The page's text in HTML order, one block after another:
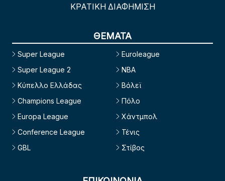
ΚΡΑΤΙΚΗ ΔΙΑΦΗΜΙΣΗ
ΘΕΜΑΤΑ
Super League
Super League 2
Κύπελλο Ελλάδας
Champions League
Europa League
Conference League
GBL
Euroleague
NBA
Βόλεϊ
Πόλο
Χάντμπολ
Τένις
Στίβος